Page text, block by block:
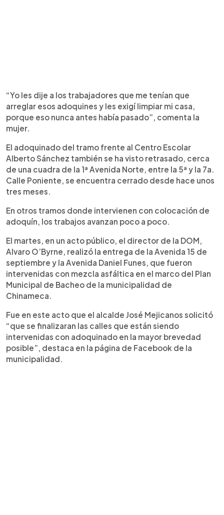
“Yo les dije a los trabajadores que me tenían que
arreglar esos adoquines y les exigí limpiar mi casa,
porque eso nunca antes había pasado”, comenta la
mujer.
El adoquinado del tramo frente al Centro Escolar
Alberto Sánchez también se ha visto retrasado, cerca
de una cuadra de la 1ª Avenida Norte, entre la 5ª y la 7a.
Calle Poniente, se encuentra cerrado desde hace unos
tres meses.
En otros tramos donde intervienen con colocación de
adoquín, los trabajos avanzan poco a poco.
El martes, en un acto público, el director de la DOM,
Alvaro O’Byrne, realizó la entrega de la Avenida 15 de
septiembre y la Avenida Daniel Funes, que fueron
intervenidas con mezcla asfáltica en el marco del Plan
Municipal de Bacheo de la municipalidad de
Chinameca.
Fue en este acto que el alcalde José Mejicanos solicitó
“que se finalizaran las calles que están siendo
intervenidas con adoquinado en la mayor brevedad
posible”, destaca en la página de Facebook de la
municipalidad.